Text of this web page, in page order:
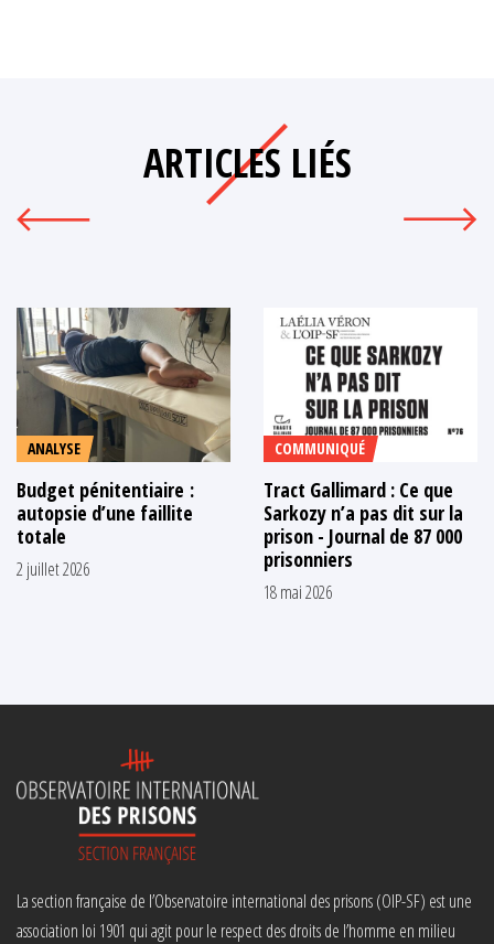
ARTICLES LIÉS
ANALYSE
Budget pénitentiaire :
autopsie d’une faillite
totale
2 juillet 2026
COMMUNIQUÉ
Tract Gallimard : Ce que
Sarkozy n’a pas dit sur la
prison - Journal de 87 000
prisonniers
18 mai 2026
La section française de l’Observatoire international des prisons (OIP-SF) est une
association loi 1901 qui agit pour le respect des droits de l’homme en milieu